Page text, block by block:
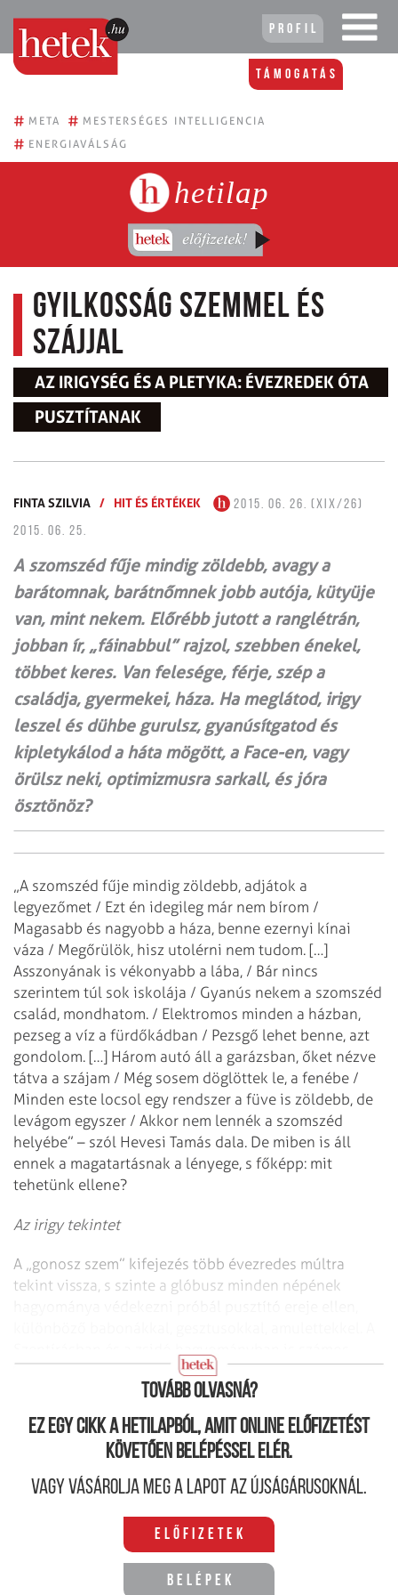
Profil
Támogatás
# META # MESTERSÉGES INTELLIGENCIA
# ENERGIAVÁLSÁG
hetilap
Gyilkosság szemmel és
szájjal
AZ IRIGYSÉG ÉS A PLETYKA: ÉVEZREDEK ÓTA
PUSZTÍTANAK
FINTA SZILVIA / HIT ÉS ÉRTÉKEK
2015. 06. 26. (XIX/26)
2015. 06. 25.
A szomszéd fűje mindig zöldebb, avagy a
barátomnak, barátnőmnek jobb autója, kütyüje
van, mint nekem. Előrébb jutott a ranglétrán,
jobban ír, „fáinabbul” rajzol, szebben énekel,
többet keres. Van felesége, férje, szép a
családja, gyermekei, háza. Ha meglátod, irigy
leszel és dühbe gurulsz, gyanúsítgatod és
kipletykálod a háta mögött, a Face-en, vagy
örülsz neki, optimizmusra sarkall, és jóra
ösztönöz?
„A szomszéd fűje mindig zöldebb, adjátok a
legyezőmet / Ezt én idegileg már nem bírom /
Magasabb és nagyobb a háza, benne ezernyi kínai
váza / Megőrülök, hisz utolérni nem tudom. […]
Asszonyának is vékonyabb a lába, / Bár nincs
szerintem túl sok iskolája / Gyanús nekem a szomszéd
család, mondhatom. / Elektromos minden a házban,
pezseg a víz a fürdőkádban / Pezsgő lehet benne, azt
gondolom. […] Három autó áll a garázsban, őket nézve
tátva a szájam / Még sosem döglöttek le, a fenébe /
Minden este locsol egy rendszer a füve is zöldebb, de
levágom egyszer / Akkor nem lennék a szomszéd
helyébe” – szól Hevesi Tamás dala. De miben is áll
ennek a magatartásnak a lényege, s főképp: mit
tehetünk ellene?
Az irigy tekintet
A „gonosz szem” kifejezés több évezredes múltra
tekint vissza, s szinte a glóbusz minden népének
vonatkozó utalással találkozunk.
Tovább olvasná?
Ez egy cikk a hetilapból, amit online előfizetést
követően belépéssel elér.
Vagy vásárolja meg a lapot az újságárusoknál.
Előfizetek
Belépek